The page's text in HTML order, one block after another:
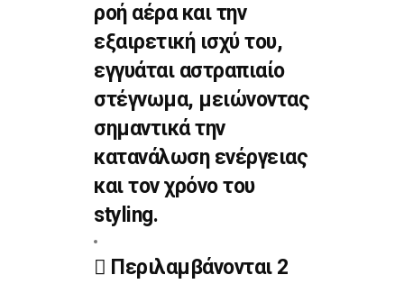
ροή αέρα και την
εξαιρετική ισχύ του,
εγγυάται αστραπιαίο
στέγνωμα, μειώνοντας
σημαντικά την
κατανάλωση ενέργειας
και τον χρόνο του
styling.
Περιλαμβάνονται 2